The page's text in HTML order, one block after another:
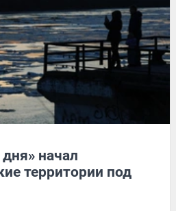
начал
территории под